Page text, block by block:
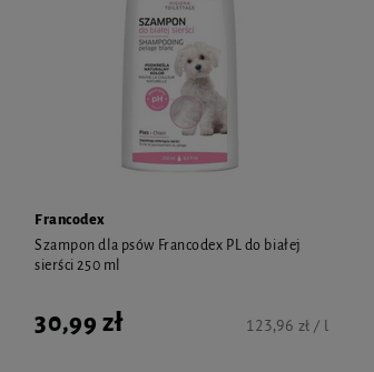
Francodex
Szampon dla psów Francodex PL do białej
sierści 250 ml
30,99 zł 123,96 zł / l